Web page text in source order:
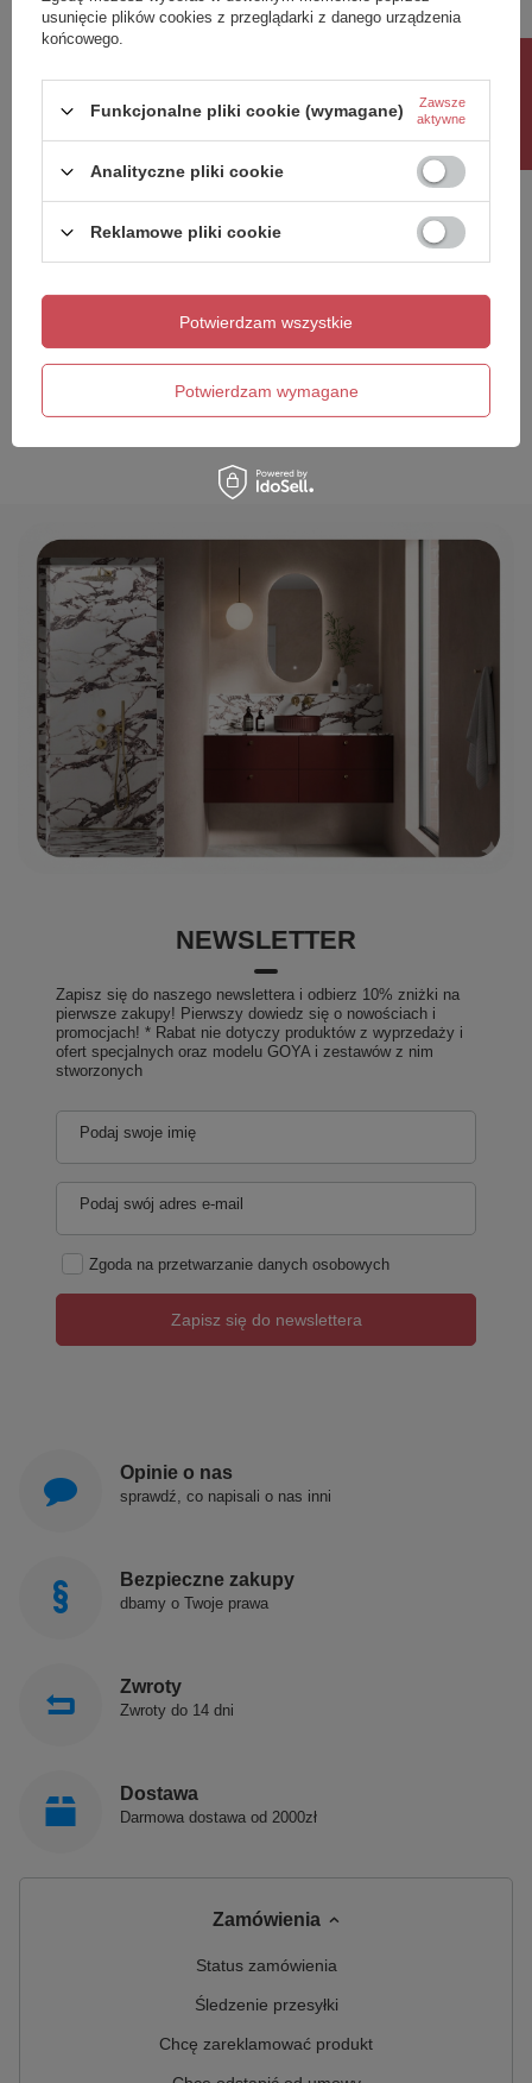
Treść twojej opinii
Dodaj własne zdjęcie produktu:
Twój email
Wyślij opinię
NEWSLETTER
Zapisz się do naszego newslettera i odbierz 10% zniżki na
pierwsze zakupy! Pierwszy dowiedz się o nowościach i
promocjach! * Rabat nie dotyczy produktów z wyprzedaży i
ofert specjalnych oraz modelu GOYA i zestawów z nim
stworzonych
Podaj swoje imię
Podaj swój adres e-mail
Zgoda na przetwarzanie danych osobowych
Zapisz się do newslettera
Opinie o nas
sprawdź, co napisali o nas inni
Bezpieczne zakupy
dbamy o Twoje prawa
Zwroty
Zwroty do 14 dni
Dostawa
Darmowa dostawa od 2000zł
Zamówienia
Status zamówienia
Śledzenie przesyłki
Chcę zareklamować produkt
usunięcie plików cookies z przeglądarki z danego urządzenia
końcowego.
Funkcjonalne pliki cookie (wymagane)
Zawsze
aktywne
Analityczne pliki cookie
Reklamowe pliki cookie
Potwierdzam wymagane
Potwierdzam wszystkie